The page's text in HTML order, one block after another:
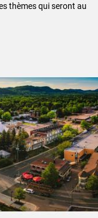
thèmes qui seront au